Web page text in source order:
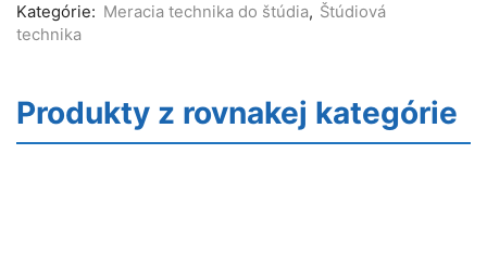
5-
2500
Kategórie: Meracia technika do štúdia, Štúdiová
technika
Produkty z rovnakej kategórie